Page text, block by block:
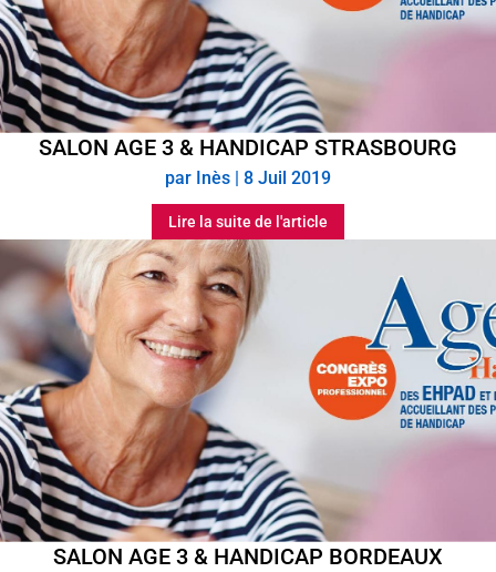
SALON AGE 3 & HANDICAP STRASBOURG
par Inès 8 Juil 2019
Lire la suite de l'article
SALON AGE 3 & HANDICAP BORDEAUX